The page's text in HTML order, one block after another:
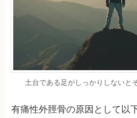
土台である足がしっかりしないと
有痛性外脛骨の原因として以